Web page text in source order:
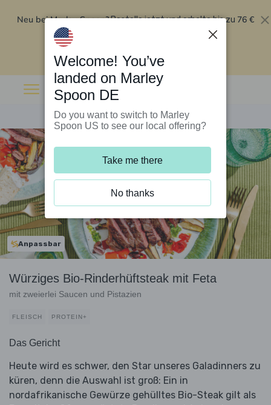
Neu bei Marley Spoon?Bestelle jetzt und erhalte bis zu 76 €
Rabatt auf deine ersten fünf Boxen
Anpassbar
Würziges Bio-Rinderhüftsteak mit Feta
mit zweierlei Saucen und Pistazien
FLEISCH PROTEIN+
Das Gericht
Heute wird es schwer, den Star unseres Galadinners zu
küren, denn die Auswahl ist groß: Ein in
nordafrikanische Gewürze gehülltes Bio-Steak gilt als
Welcome! You’ve
landed on Marley
Spoon DE
Do you want to switch to Marley
Spoon US to see our local offering?
Take me there
No thanks